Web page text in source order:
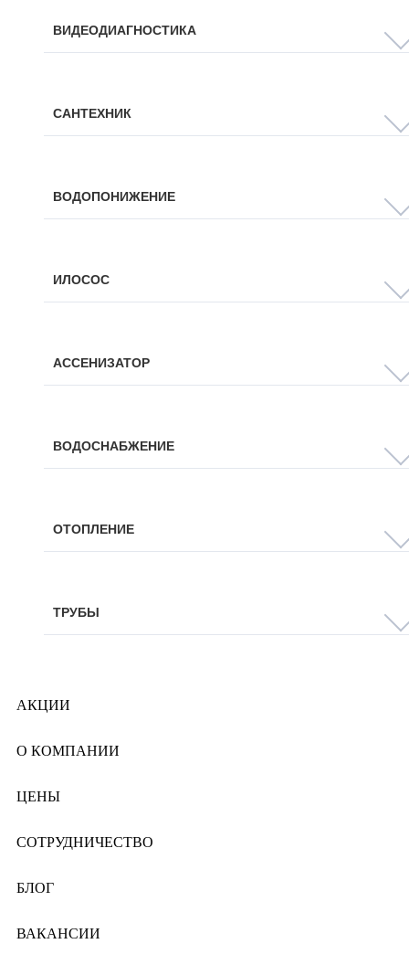
ВИДЕОДИАГНОСТИКА
САНТЕХНИК
ВОДОПОНИЖЕНИЕ
ИЛОСОС
АССЕНИЗАТОР
ВОДОСНАБЖЕНИЕ
ОТОПЛЕНИЕ
ТРУБЫ
АКЦИИ
О КОМПАНИИ
ЦЕНЫ
СОТРУДНИЧЕСТВО
БЛОГ
ВАКАНСИИ